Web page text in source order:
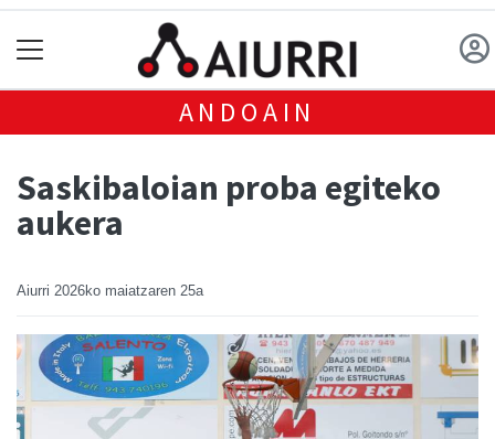
ANDOAIN
Saskibaloian proba egiteko
aukera
Aiurri 2026ko maiatzaren 25a